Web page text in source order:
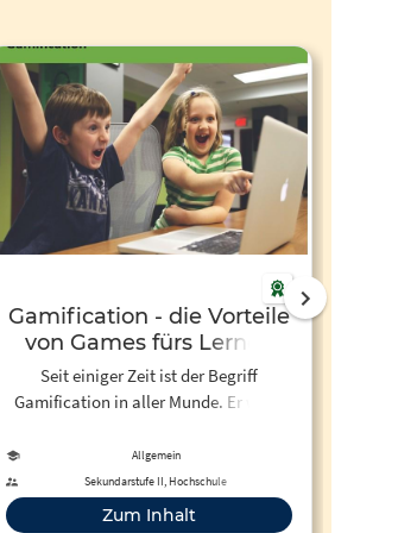
Gamification - die Vorteile
von Games fürs Lernen
nutzen
Seit einiger Zeit ist der Begriff
Gamification in aller Munde. Er weist
der bekannten Videospiele sinnvoll
eingesetzt werden können, etwa für die
Unterrichtsgestaltung. Spielerisch
Allgemein
Sekundarstufe II, Hochschule
Zum Inhalt